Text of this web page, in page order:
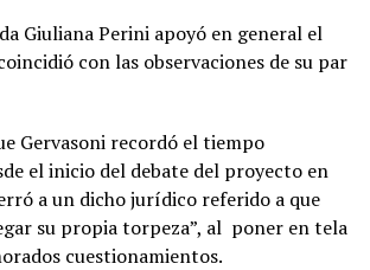
Giuliana Perini apoyó en general el
con las observaciones de su par
Gervasoni recordó el tiempo
el inicio del debate del proyecto en
a un dicho jurídico referido a que
su propia torpeza”, al poner en tela
cuestionamientos.